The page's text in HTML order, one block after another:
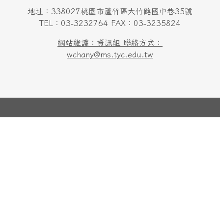
地址：338027桃園市蘆竹區大竹路國中巷35號
TEL：03-3232764 FAX：03-3235824
網站維護：資訊組 聯絡方式：
wchany@ms.tyc.edu.tw